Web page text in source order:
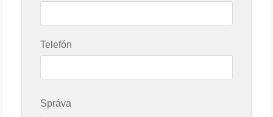
Telefón
Správa